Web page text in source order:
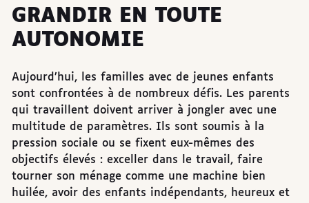
GRANDIR EN TOUTE
AUTONOMIE
Aujourd’hui, les familles avec de jeunes enfants
sont confrontées à de nombreux défis. Les parents
qui travaillent doivent arriver à jongler avec une
multitude de paramètres. Ils sont soumis à la
pression sociale ou se fixent eux-mêmes des
objectifs élevés : exceller dans le travail, faire
tourner son ménage comme une machine bien
huilée, avoir des enfants indépendants, heureux et